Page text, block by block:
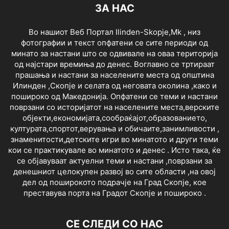
ЗА НАС
Во нашиот Веб Портал Ilinden-Skopje,Mk , низ
фотографии и текст опфатени се сите периоди од
минато за настани што се одвивале на оваа територија
од најстари времиња до денес. Воглавно се тртираат
прашања и настани за населените места од општина
Илинден ,Скопје и селата од неговата околина ,како и
пошироко од Македонија. Опфатени се теми и настани
поврзани со историјатот на населените места,верските
објекти,економијата,сообраќајот,образованието,
културата,спортот,верувања и обичаите,занимливости ,
знаменитости,детските игри во минатото и други теми
кои се практикувале во минатото и денес . Исто така, ќе
се објавуваат актуелни теми и настани ,поврзани за
денешниот целокупен развој во сите области ,на овој
дел од поширокото подрачје на Град Скопје, кое
преставува порта на Градот Скопје и пошироко .
СЕ СЛЕДИ СО НАС